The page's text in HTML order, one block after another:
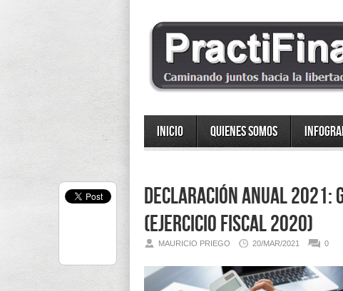
Inicio Quienes somos
Declaración Anual 2021:
(Ejercicio fiscal 2020)
MAURICIO PRIEGO 20/MAR/2021 0